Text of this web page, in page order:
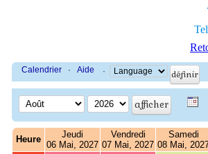
Calendrier · Aide ·
Heure
Jeudi
06 Mai, 2027
Vendredi
07 Mai, 2027
Samedi
08 Mai,